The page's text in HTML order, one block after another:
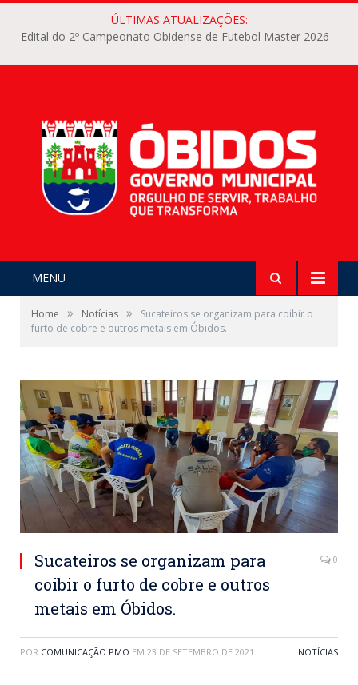
ÚLTIMAS ATUALIZAÇÕES:
Edital do 2º Campeonato Obidense de Futebol Master 2026
MENU
Home » Notícias »
Sucateiros se organizam para coibir o
furto de cobre e outros metais em Óbidos.
Sucateiros se organizam para
coibir o furto de cobre e outros
metais em Óbidos.
0
POR COMUNICAÇÃO PMO EM 23 DE SETEMBRO DE 2021 NOTÍCIAS